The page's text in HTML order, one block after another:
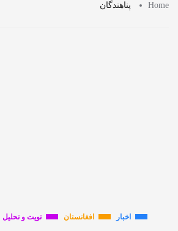
Home پناهندگان
اخبار افغانستان تویت و تحلیل